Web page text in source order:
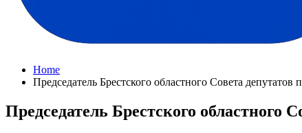
Home
Председатель Брестского областного Совета
Председатель Брестского областного